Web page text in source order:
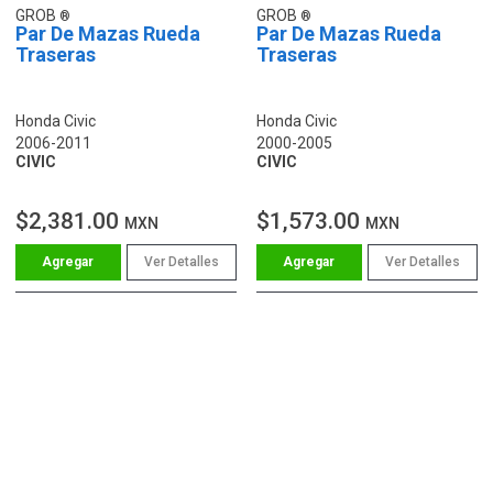
GROB
Par De Mazas Rueda
Traseras
Honda Civic
2006-2011
CIVIC
$2,381.00 MXN
Ver Detalles
GROB
Par De Mazas Rueda
Traseras
Honda Civic
2000-2005
CIVIC
$1,573.00 MXN
Ver Detalles